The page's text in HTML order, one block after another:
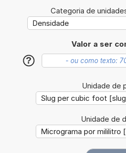
Categoria de
Valor a ser
?
Unidade de
Unidade de